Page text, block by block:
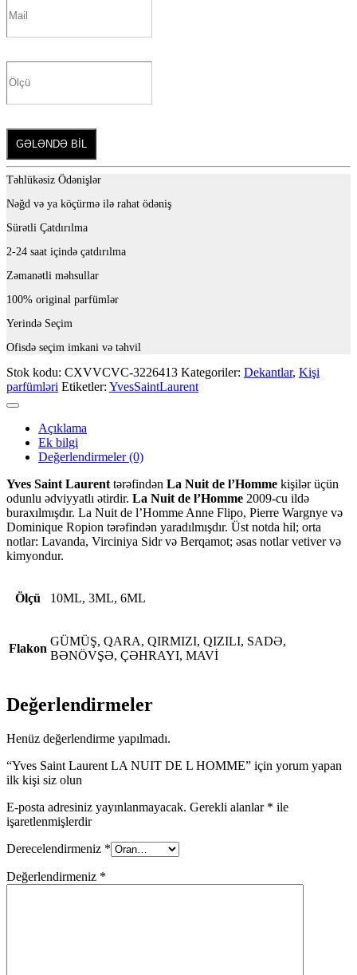
GƏLƏNDƏ BİL
Təhlükəsiz Ödənişlər
Nəğd və ya köçürmə ilə rahat ödəniş
Sürətli Çatdırılma
2-24 saat içində çatdırılma
Zəmanətli məhsullar
100% original parfümlər
Yerində Seçim
Ofisdə seçim imkani və təhvil
Stok kodu: CXVVCVC-3226413 Kategoriler: Dekantlar, Kişi
parfümləri Etiketler: YvesSaintLaurent
Açıklama
Ek bilgi
Değerlendirmeler (0)
Yves Saint Laurent tərəfindən La Nuit de l’Homme kişilər üçün
odunlu ədviyyatlı ətirdir. La Nuit de l’Homme 2009-cu ildə
buraxılmışdır. La Nuit de l’Homme Anne Flipo, Pierre Wargnye və
Dominique Ropion tərəfindən yaradılmışdır. Üst notda hil; orta
notlar: Lavanda, Virciniya Sidr və Berqamot; əsas notlar vetiver və
kimyondur.
Ölçü 10ML, 3ML, 6ML
Flakon
GÜMÜŞ, QARA, QIRMIZI, QIZILI, SADƏ,
BƏNÖVŞƏ, ÇƏHRAYI, MAVİ
Değerlendirmeler
Henüz değerlendirme yapılmadı.
“Yves Saint Laurent LA NUIT DE L HOMME” için yorum yapan
ilk kişi siz olun
E-posta adresiniz yayınlanmayacak. Gerekli alanlar * ile
işaretlenmişlerdir
Derecelendirmeniz *
Değerlendirmeniz *